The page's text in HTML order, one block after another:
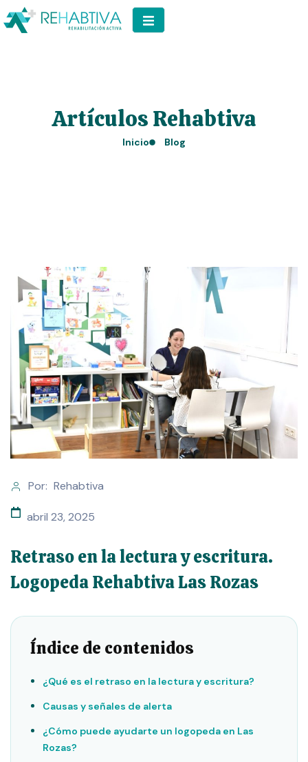
Artículos Rehabtiva
Inicio Blog
Por: Rehabtiva
abril 23, 2025
Retraso en la lectura y escritura.
Logopeda Rehabtiva Las Rozas
Índice de contenidos
¿Qué es el retraso en la lectura y escritura?
Causas y señales de alerta
¿Cómo puede ayudarte un logopeda en Las
Rozas?